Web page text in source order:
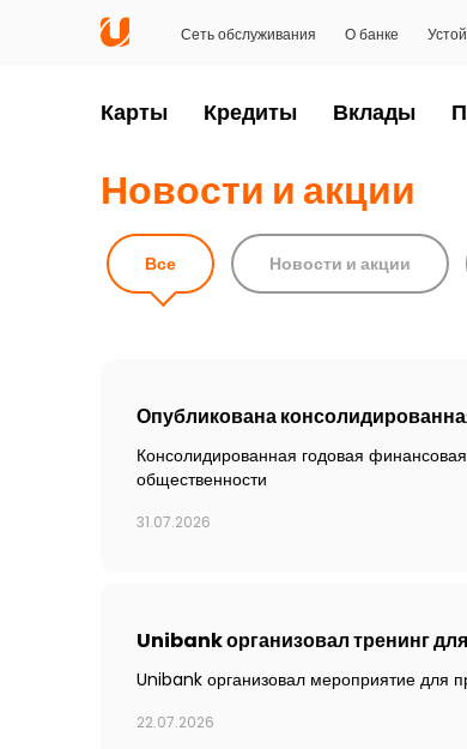
Сеть обслуживания О банке
Карты Кредиты Вклады
Новости и акции
Все Новости и акции
Опубликована
Консолидированная годовая
общественности
31.07.2026
Unibank организовал тренинг
Unibank организовал мероприятие для
22.07.2026